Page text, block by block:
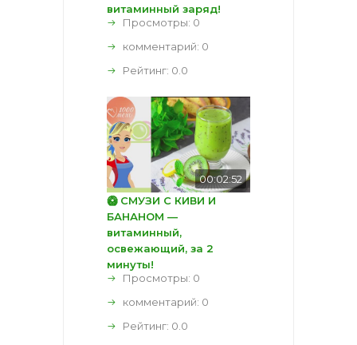
витаминный заряд!
Просмотры: 0
комментарий: 0
Рейтинг: 0.0
00:02:52
🥝 СМУЗИ С КИВИ И
БАНАНОМ —
витаминный,
освежающий, за 2
минуты!
Просмотры: 0
комментарий: 0
Рейтинг: 0.0